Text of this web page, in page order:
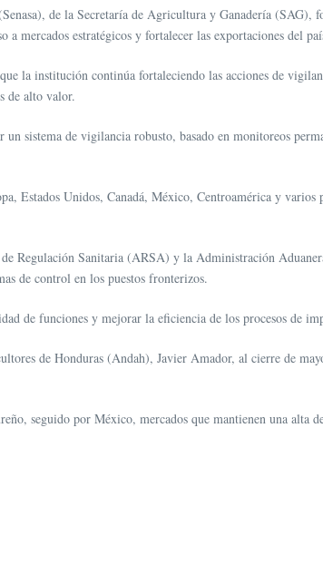
de la Secretaría de Agricultura y Ganadería
mercados estratégicos y fortalecer las exportaciones del
la institución continúa fortaleciendo las acciones de
de alto valor.
sistema de vigilancia robusto, basado en monitoreos
Estados Unidos, Canadá, México, Centroamérica y
Regulación Sanitaria (ARSA) y la Administración
de control en los puestos fronterizos.
de funciones y mejorar la eficiencia de los procesos
de Honduras (Andah), Javier Amador, al cierre de
seguido por México, mercados que mantienen una alta